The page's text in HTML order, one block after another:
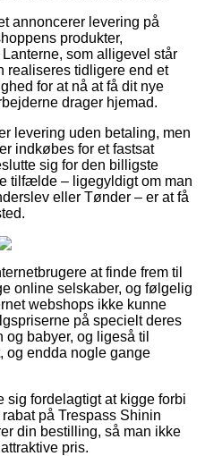
annoncerer levering på
produkter,
som alligevel står
realiseres tidligere end et
for at nå at få dit nye
drager hjemad.
levering uden betaling, men
indkøbes for et fastsat
sig for den billigste
tilfælde – ligegyldigt om man
eller Tønder – er at få
at finde frem til
online selskaber, og følgelig
webshops ikke kunne
på specielt deres
og babyer, og ligeså til
og endda nogle gange
sig fordelagtigt at kigge forbi
på Trespass Shinin
din bestilling, så man ikke
pris.